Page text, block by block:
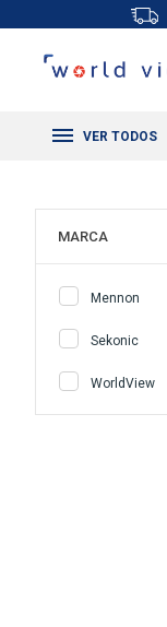
VER TODOS
MARCA
Mennon
Sekonic
WorldView